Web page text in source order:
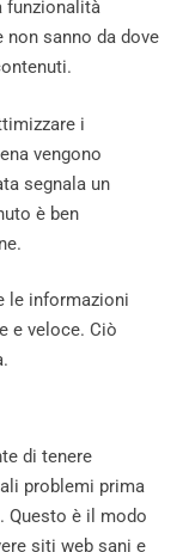
funzionalità
sanno da dove
i
vengono
segnala un
è ben
le informazioni
e veloce. Ciò
di tenere
problemi prima
Questo è il modo
siti web sani e